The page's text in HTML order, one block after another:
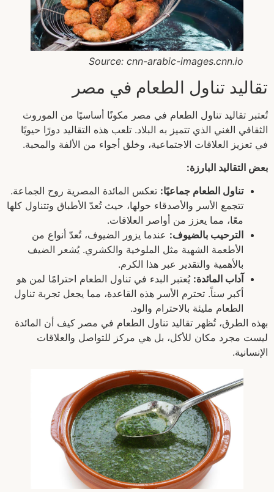
Source: cnn-arabic-images.cnn.io
تقاليد تناول الطعام في مصر
تُعتبر تقاليد تناول الطعام في مصر مكونًا أساسيًا من الموروث
الثقافي الغني الذي تتميز به البلاد. تلعب هذه التقاليد دورًا حيويًا
في تعزيز العلاقات الاجتماعية، وخلق أجواء من الألفة والمحبة.
بعض التقاليد البارزة:
تناول الطعام جماعيًا: تعكس المائدة المصرية روح الجماعة.
تتجمع الأسر والأصدقاء حولها، حيث تُعدّ الأطباق وتتناول كلها
معًا، مما يعزز من أواصر العلاقات.
الترحيب بالضيوف: عندما يزور الضيوف، تُعدّ أنواع من
الأطعمة الشهية مثل الملوخية والكشري. يُشعر الضيف
بالأهمية والتقدير عبر هذا الكرم.
آداب المائدة: يُعتبر البدء في تناول الطعام احترامًا لمن هو
أكبر سناً. تحترم الأسر هذه القاعدة، مما يجعل تجربة تناول
الطعام مليئة بالاحترام والود.
بهذه الطرق، تُظهر تقاليد تناول الطعام في مصر كيف أن المائدة
ليست مجرد مكان للأكل، بل هي مركز للتواصل والعلاقات
الإنسانية.